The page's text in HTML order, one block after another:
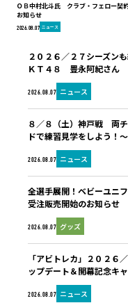
ＯＢ中村北斗氏 クラブ・フェロー契
お知らせ
2026.08.07 ニュース
2026.08.07 ニュース
２０２６／２７シーズン
ＫＴ４８ 豊永阿紀さん
2026.08.07 ニュース
８／８（土）神戸戦 両
ドで練習見学をしよう！～
2026.08.07 グッズ
全選手展開！ベビーユニ
受注販売開始のお知らせ
2026.08.07 ニュース
「アビトレカ」２０２６
ップデート＆開幕記念キ